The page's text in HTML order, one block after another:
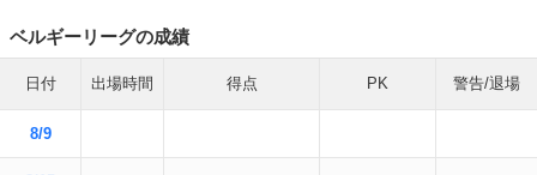
ベルギーリーグの成績
日付 出場時間 得点 PK 警告/退場
8/9